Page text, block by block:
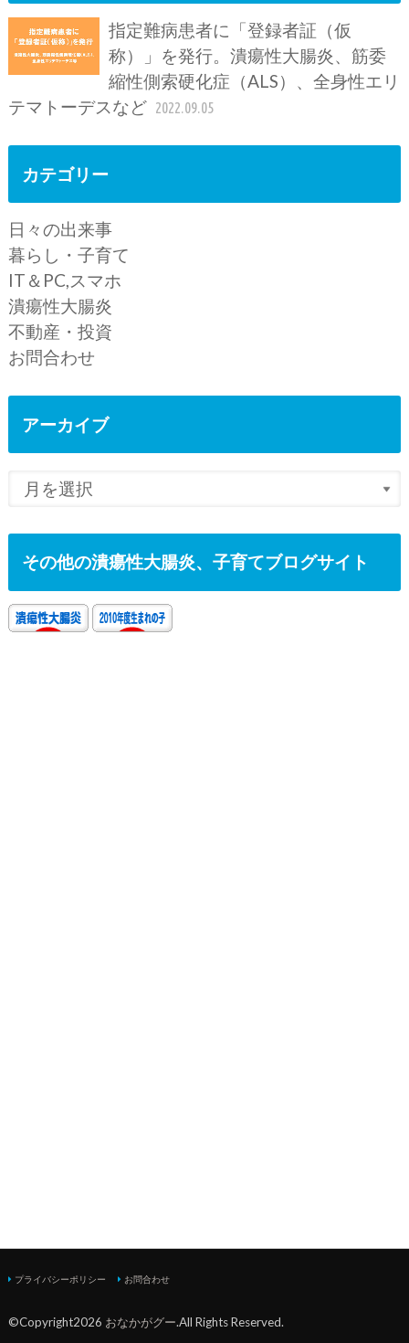
指定難病患者に「登録者証（仮
称）」を発行。潰瘍性大腸炎、筋委
縮性側索硬化症（ALS）、全身性エリ
テマトーデスなど 2022.09.05
カテゴリー
日々の出来事
暮らし・子育て
IT＆PC,スマホ
潰瘍性大腸炎
不動産・投資
お問合わせ
アーカイブ
その他の潰瘍性大腸炎、子育てブログサイト
プライバシーポリシー お問合わせ
©Copyright2026 おなかがグー.All Rights Reserved.